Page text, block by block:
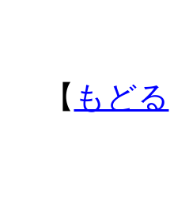
【 もどる